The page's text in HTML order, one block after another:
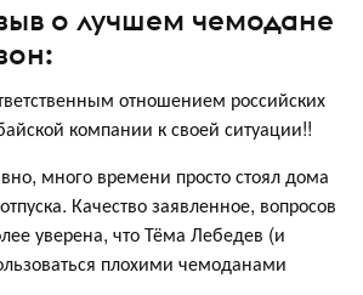
о лучшем чемодане
отношением российских
компании к своей ситуации!!
много времени просто стоял дома
Качество заявленное, вопросов
уверена, что Тёма Лебедев (и
плохими чемоданами